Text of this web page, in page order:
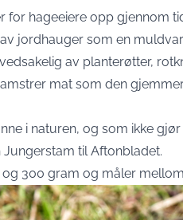
for hageeiere opp gjennom
jordhauger som en
av planterøtter,
mat som den
i naturen, og som ikke
Jungerstam til Aftonbladet.
300 gram og måler mellom